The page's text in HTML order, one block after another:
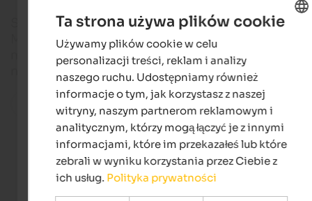
Słońce, winorośl i kultura: te trzy rzeczy sprawiają,
Montagna na południu Południowego Tyrolu jest
małym, ale pięknym ośrodkiem wakacyjnym, który
nigdy nie przestaje zaskakiwać.
Wszystkie miejsca w regionie
Accommodations in Montan
Ta strona używa plików cookie
Używamy plików cookie w celu
personalizacji treści, reklam i analizy
naszego ruchu. Udostępniamy również
informacje o tym, jak korzystasz z naszej
witryny, naszym partnerom reklamowym i
analitycznym, którzy mogą łączyć je z innymi
informacjami, które im przekazałeś lub które
zebrali w wyniku korzystania przez Ciebie z
ich usług. Polityka prywatności